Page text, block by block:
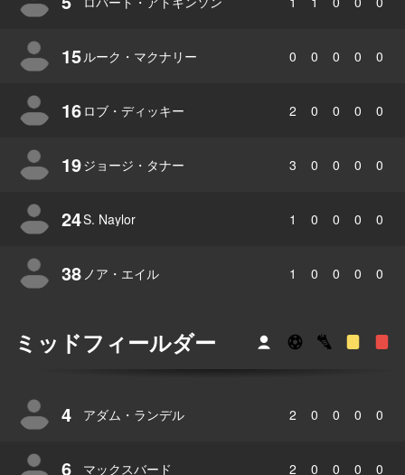
15ルーク・マクナリー 0 0 0 0 0
16 ロブ・ディッキー 2 0 0 0 0
19ジョージ・タナー 3 0 0 0 0
24S. Naylor 1 0 0 0 0
38 ノア・エイル 1 0 0 0 0
ミッドフィールダー
4 アダム・ランデル 2 0 0 0 0
6 マックスバード 2 0 0 0 0